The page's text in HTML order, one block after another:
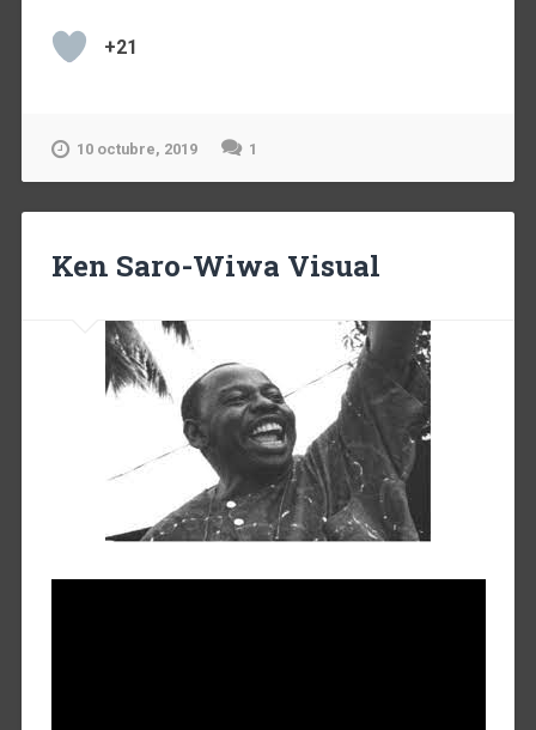
+21
10 octubre, 2019 1
Ken Saro-Wiwa Visual